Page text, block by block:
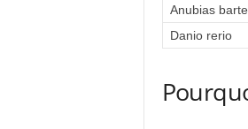
Anubias
Danio rerio